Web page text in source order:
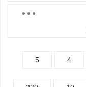
4
5